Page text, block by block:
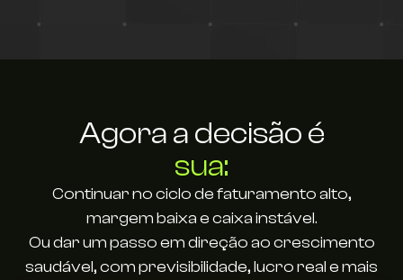
Agora a decisão é
sua:
Continuar no ciclo de faturamento alto,
margem baixa e caixa instável.
Ou dar um passo em direção ao crescimento
saudável, com previsibilidade, lucro real e mais